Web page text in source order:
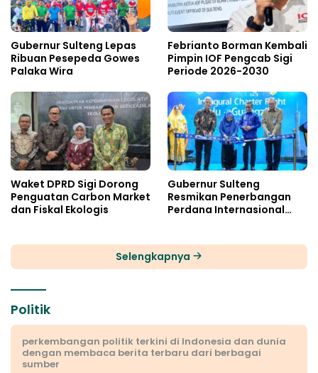
Gubernur Sulteng Lepas
Ribuan Pesepeda Gowes
Palaka Wira
Febrianto Borman Kembali
Pimpin IOF Pengcab Sigi
Periode 2026-2030
Waket DPRD Sigi Dorong
Penguatan Carbon Market
dan Fiskal Ekologis
Gubernur Sulteng
Resmikan Penerbangan
Perdana Internasional
Selengkapnya
Politik
perkembangan politik terkini di Indonesia dan dunia
dengan membaca berita terbaru dari berbagai
sumber